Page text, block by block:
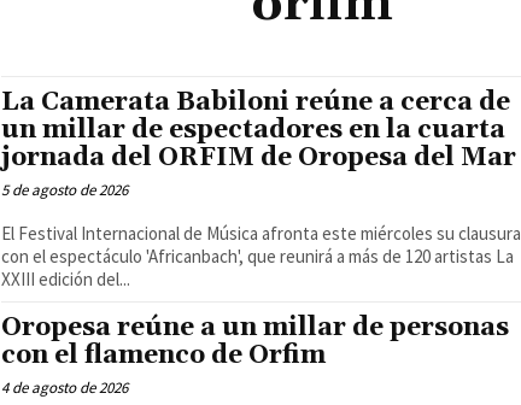
La Camerata Babiloni reúne a cerca de
un millar de espectadores en la cuarta
jornada del ORFIM de Oropesa del Mar
5 de agosto de 2026
El Festival Internacional de Música afronta este miércoles su clausura
con el espectáculo 'Africanbach', que reunirá a más de 120 artistas La
XXIII edición del...
Oropesa reúne a un millar de personas
con el flamenco de Orfim
4 de agosto de 2026